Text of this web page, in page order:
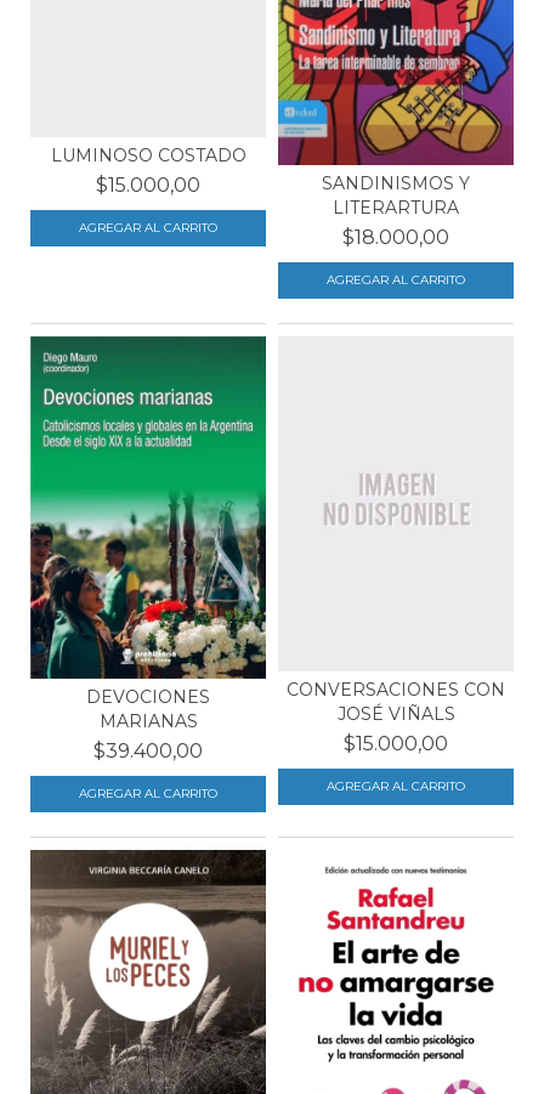
LUMINOSO COSTADO
$15.000,00
SANDINISMOS Y
LITERARTURA
$18.000,00
DEVOCIONES
MARIANAS
$39.400,00
CONVERSACIONES CON
JOSÉ VIÑALS
$15.000,00